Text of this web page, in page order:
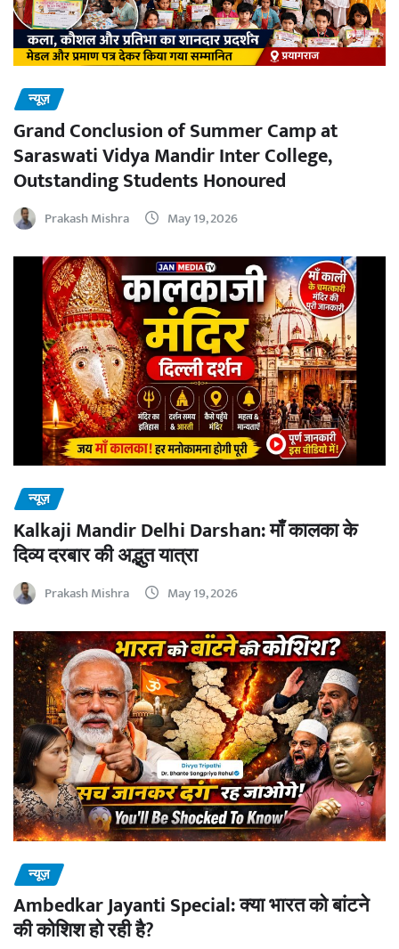
न्यूज़
Grand Conclusion of Summer Camp at
Saraswati Vidya Mandir Inter College,
Outstanding Students Honoured
Prakash Mishra May 19, 2026
न्यूज़
Kalkaji Mandir Delhi Darshan: माँ कालका के
दिव्य दरबार की अद्भुत यात्रा
Prakash Mishra May 19, 2026
न्यूज़
Ambedkar Jayanti Special: क्या भारत को बांटने
की कोशिश हो रही है?